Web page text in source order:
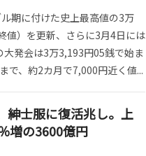
期に付けた史上最高値の3万
値）を更新、さらに3月4日には
発会は3万3,193円05銭で始ま
で、約2カ月で7,000円近く値...
紳士服に復活兆し。上
増の3600億円